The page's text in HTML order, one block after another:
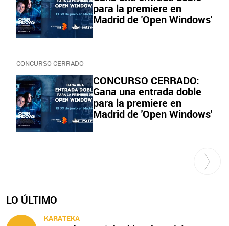
para la premiere en
Madrid de 'Open Windows'
CONCURSO CERRADO
CONCURSO CERRADO:
Gana una entrada doble
para la premiere en
Madrid de 'Open Windows'
LO ÚLTIMO
KARATEKA